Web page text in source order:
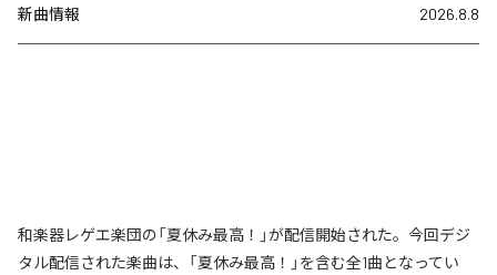
新曲情報 2026.8.8
和楽器レゲエ楽団の「夏休み最高！」が配信開始された。今回デジ
タル配信された楽曲は、「夏休み最高！」を含む全1曲となってい